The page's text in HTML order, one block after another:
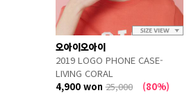
오아이오아이
2019 LOGO PHONE CASE-
LIVING CORAL
4,900 won25,000 (80%)